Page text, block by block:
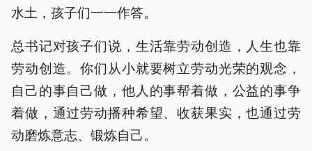
水土，孩子们一一作答。
总书记对孩子们说，生活靠劳动创造，人生也靠
劳动创造。你们从小就要树立劳动光荣的观念，
自己的事自己做，他人的事帮着做，公益的事争
着做，通过劳动播种希望、收获果实，也通过劳
动磨炼意志、锻炼自己。